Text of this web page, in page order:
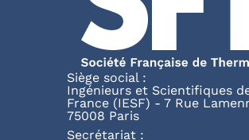
Siège social :
Ingénieurs et Scientifiques
France (IESF) - 7 Rue
75008 Paris
Secrétariat :